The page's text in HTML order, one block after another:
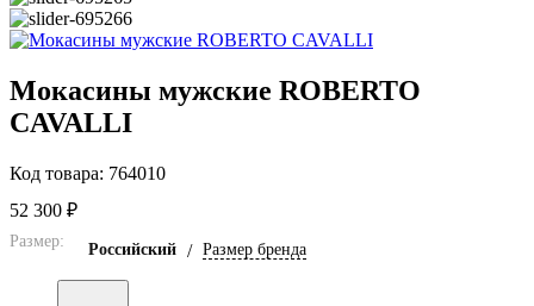
Мокасины мужские ROBERTO
CAVALLI
Код товара: 764010
52 300 ₽
Размер: Российский / Размер бренда